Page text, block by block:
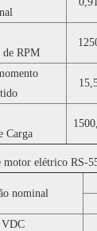
de RPM
Carga
motor elétrico RS-
nominal
VDC